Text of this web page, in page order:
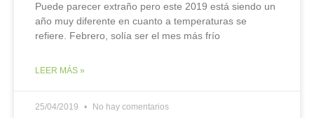
Puede parecer extraño pero este 2019 está siendo un
año muy diferente en cuanto a temperaturas se
refiere. Febrero, solía ser el mes más frío
LEER MÁS »
25/04/2019 No hay comentarios